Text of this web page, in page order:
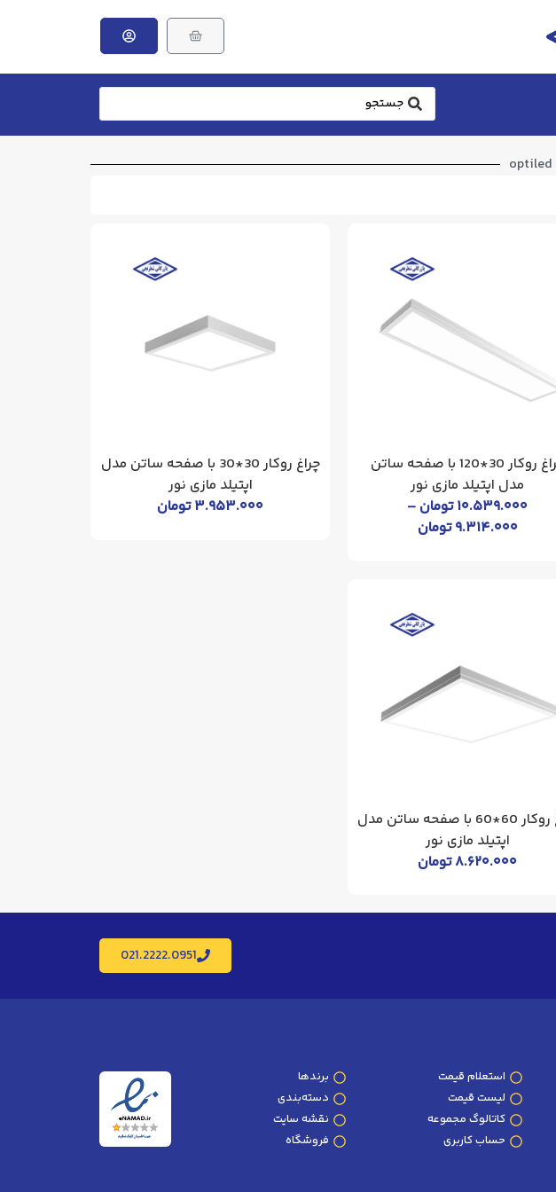
چراغ روکار 30*120 با صفحه ساتن
مدل اپتیلد مازی نور
۱۰.۵۳۹.۰۰۰تومان –
۹.۳۱۴.۰۰۰تومان
چراغ روکار 30*30 با صفحه ساتن مدل
اپتیلد مازی نور
۳.۹۵۳.۰۰۰تومان
چراغ روکار 60*60 با صفحه ساتن مدل
اپتیلد مازی نور
۸.۶۲۰.۰۰۰تومان
021.2222.0951
استعلام قیمت
لیست قیمت
کاتالوگ مجموعه
حساب کاربری
برندها
دسته‌بندی
نقشه سایت
فروشگاه